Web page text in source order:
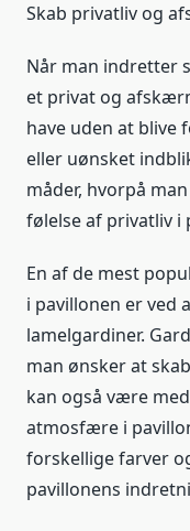
Skab privatliv og
Når man indretter
et privat og
have uden at blive
eller uønsket
måder, hvorpå
følelse af privatliv i
En af de mest
i pavillonen er ved
lamelgardiner.
man ønsker at
kan også være
atmosfære i
forskellige farver
pavillonens